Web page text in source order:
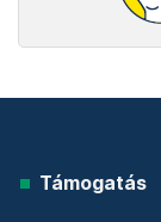
Támogatás